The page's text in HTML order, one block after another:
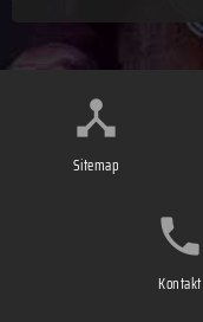
Sitemap
Kontakt